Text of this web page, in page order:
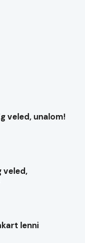
veled, unalom!
veled,
lenni